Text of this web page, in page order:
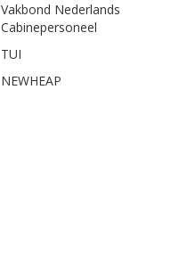
Vakbond Nederlands
Cabinepersoneel
TUI
NEWHEAP